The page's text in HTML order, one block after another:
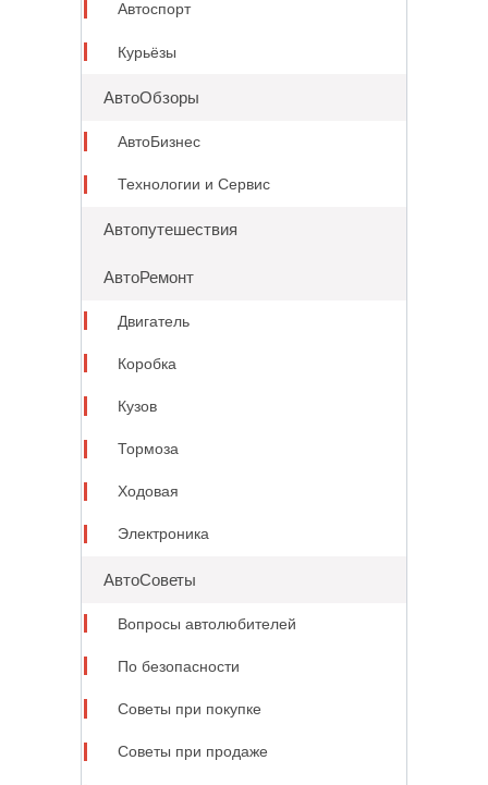
Автоспорт
Курьёзы
АвтоОбзоры
АвтоБизнес
Технологии и Сервис
Автопутешествия
АвтоРемонт
Двигатель
Коробка
Кузов
Тормоза
Ходовая
Электроника
АвтоСоветы
Вопросы автолюбителей
По безопасности
Советы при покупке
Советы при продаже